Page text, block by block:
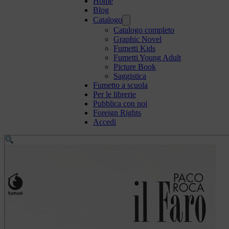
Blog
Catalogo
Catalogo completo
Graphic Novel
Fumetti Kids
Fumetti Young Adult
Picture Book
Saggistica
Fumetto a scuola
Per le librerie
Pubblica con noi
Foreign Rights
Accedi